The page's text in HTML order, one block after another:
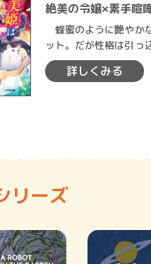
絶美の令嬢×素手喧
蜂蜜のように艶やか
ット。だが性格は引っ
学園生活を送っていた
詳しくみる
リーズ